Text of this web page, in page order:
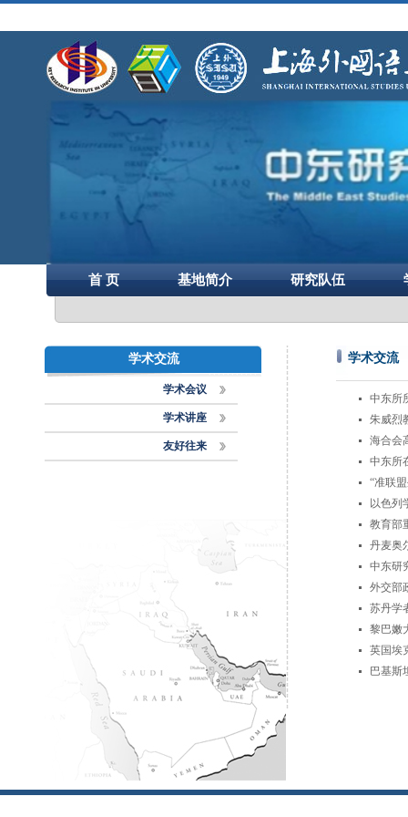
首 页 基地简介 研究队伍
学术交流
学术会议
学术讲座
友好往来
学术交流
中东所
朱威烈
海合会
中东所
“准联
以色列
教育部
丹麦奥
中东研
外交部
苏丹学
黎巴嫩
英国埃
巴基斯